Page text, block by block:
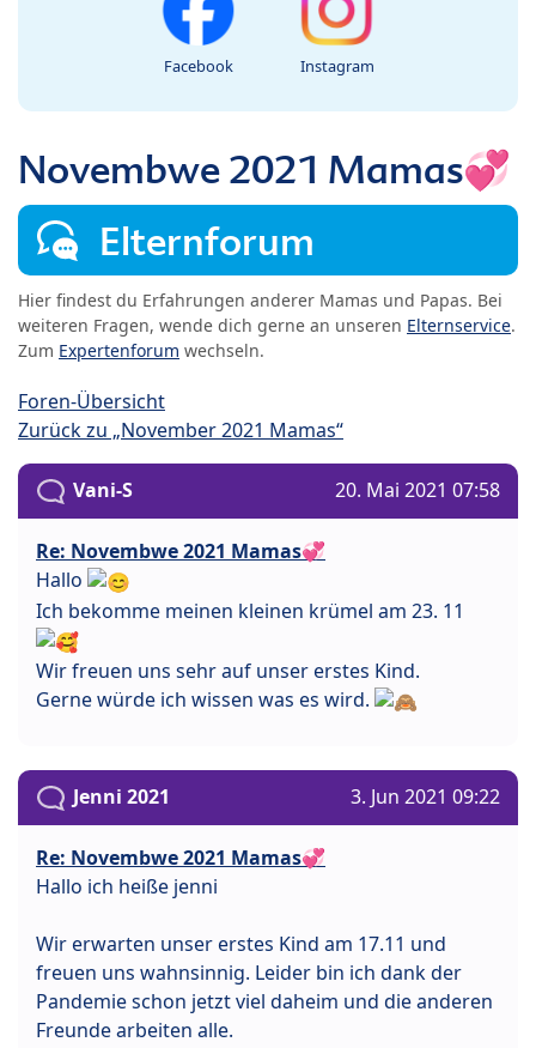
Facebook Instagram
Novembwe 2021 Mamas💞
Elternforum
Hier findest du Erfahrungen anderer Mamas und Papas. Bei
weiteren Fragen, wende dich gerne an unseren Elternservice.
Zum Expertenforum wechseln.
Foren-Übersicht
Zurück zu „November 2021 Mamas“
Vani-S 20. Mai 2021 07:58
Re: Novembwe 2021 Mamas💞
Hallo
Ich bekomme meinen kleinen krümel am 23. 11
Wir freuen uns sehr auf unser erstes Kind.
Gerne würde ich wissen was es wird.
Jenni 2021 3. Jun 2021 09:22
Re: Novembwe 2021 Mamas💞
Hallo ich heiße jenni
Wir erwarten unser erstes Kind am 17.11 und
freuen uns wahnsinnig. Leider bin ich dank der
Pandemie schon jetzt viel daheim und die anderen
Freunde arbeiten alle.